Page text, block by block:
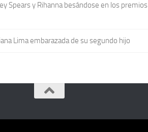
Spears y Rihanna besándose en los premios
Lima embarazada de su segundo hijo